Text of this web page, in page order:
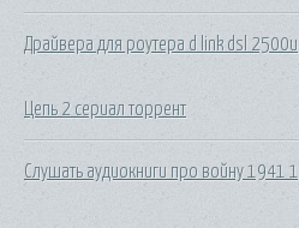
Драйвера для роутера d link dsl 2500u
Цепь 2 сериал торрент
Слушать аудиокниги про войну 1941